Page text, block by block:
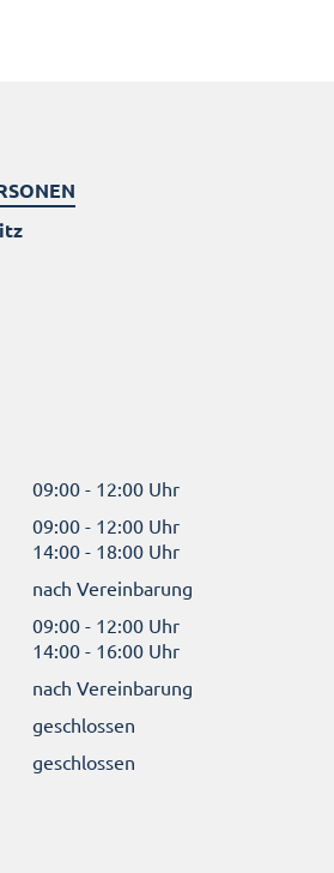
09:00 - 12:00 Uhr
09:00 - 12:00 Uhr
14:00 - 18:00 Uhr
nach Vereinbarung
09:00 - 12:00 Uhr
14:00 - 16:00 Uhr
nach Vereinbarung
geschlossen
geschlossen